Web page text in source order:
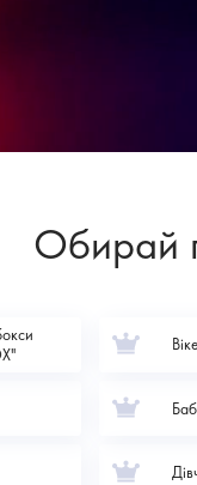
Обирай